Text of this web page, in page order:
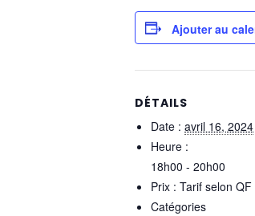
Ajouter au
DÉTAILS
Date : avril 16, 2024
Heure :
18h00 - 20h00
Prix : Tarif selon QF
Catégories